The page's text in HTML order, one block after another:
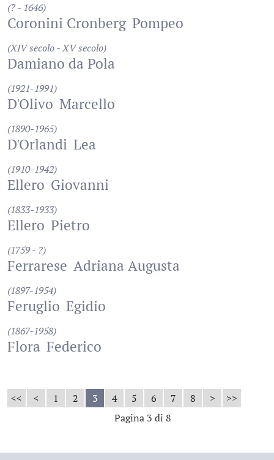
(? - 1646)
Coronini Cronberg Pompeo
(XIV secolo - XV secolo)
Damiano da Pola
(1921-1991)
D'Olivo Marcello
(1890-1965)
D'Orlandi Lea
(1910-1942)
Ellero Giovanni
(1833-1933)
Ellero Pietro
(1759 - ?)
Ferrarese Adriana Augusta
(1897-1954)
Feruglio Egidio
(1867-1958)
Flora Federico
<< < 1 2 3 4 5 6 7 8 >
>>
Pagina 3 di 8